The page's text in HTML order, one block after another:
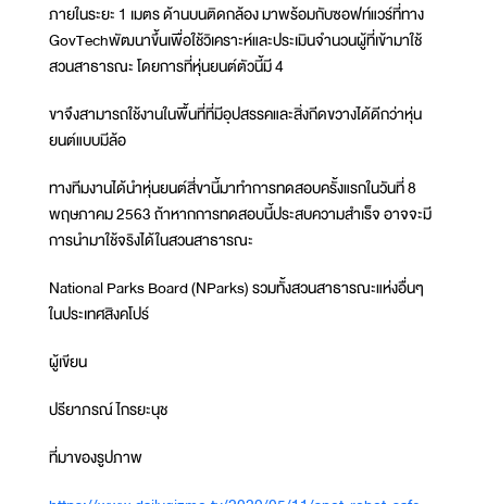
ภายในระยะ 1 เมตร ด้านบนติดกล้อง มาพร้อมกับซอฟท์แวร์ที่ทาง
GovTechพัฒนาขึ้นเพื่อใช้วิเคราะห์และประเมินจำนวนผู้ที่เข้ามาใช้
สวนสาธารณะ โดยการที่หุ่นยนต์ตัวนี้มี 4
ขาจึงสามารถใช้งานในพื้นที่ที่มีอุปสรรคและสิ่งกีดขวางได้ดีกว่าหุ่น
ยนต์แบบมีล้อ
ทางทีมงานได้นำหุ่นยนต์สี่ขานี้มาทำการทดสอบครั้งแรกในวันที่ 8
พฤษภาคม 2563 ถ้าหากการทดสอบนี้ประสบความสำเร็จ อาจจะมี
การนำมาใช้จริงได้ในสวนสาธารณะ
National Parks Board (NParks) รวมทั้งสวนสาธารณะแห่งอื่นๆ
ในประเทศสิงคโปร์
ผู้เขียน
ปรียาภรณ์ ไกรยะนุช
ที่มาของรูปภาพ